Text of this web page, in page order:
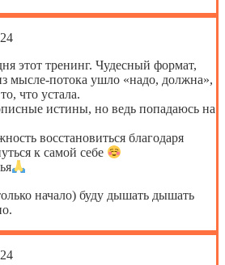
этот тренинг. Чудесный формат,
мысле-потока ушло «надо, должна»,
что устала.
истины, но ведь попадаюсь на
восстановиться благодаря
к самой себе
начало) буду дышать дышать